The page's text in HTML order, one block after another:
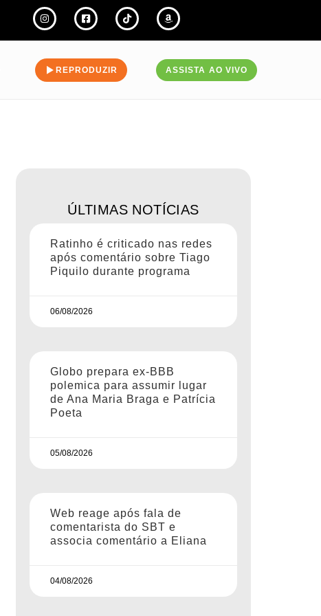
REPRODUZIR ASSISTA AO VIVO
ÚLTIMAS NOTÍCIAS
Ratinho é criticado nas redes
após comentário sobre Tiago
Piquilo durante programa
06/08/2026
Globo prepara ex-BBB
polemica para assumir lugar
de Ana Maria Braga e Patrícia
Poeta
05/08/2026
Web reage após fala de
comentarista do SBT e
associa comentário a Eliana
04/08/2026